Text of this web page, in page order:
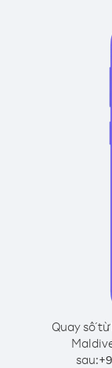
Quay số
sau:+